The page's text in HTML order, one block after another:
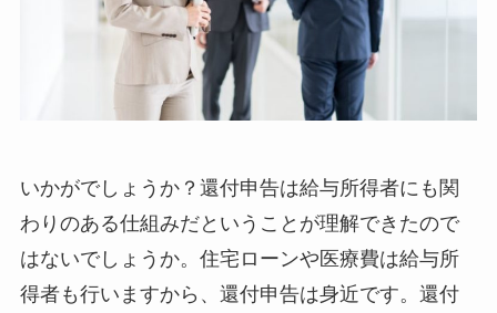
いかがでしょうか？還付申告は給与所得者にも関
わりのある仕組みだということが理解できたので
はないでしょうか。住宅ローンや医療費は給与所
得者も行いますから、還付申告は身近です。還付